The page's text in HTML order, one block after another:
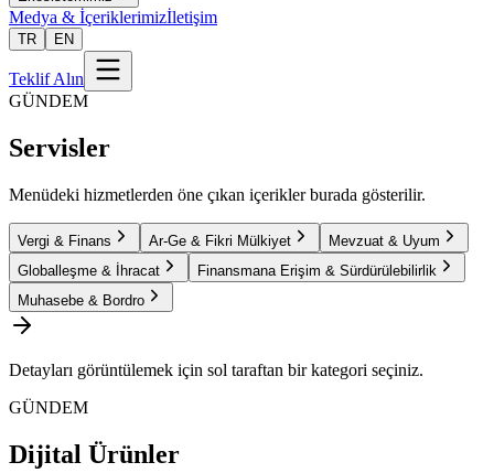
Medya & İçeriklerimizİletişim
TR EN
Teklif Alın
GÜNDEM
Servisler
Menüdeki hizmetlerden öne çıkan içerikler burada gösterilir.
Vergi & Finans Ar-Ge & Fikri Mülkiyet
Mevzuat & Uyum
Globalleşme & İhracat
Finansmana Erişim & Sürdürülebilirlik
Muhasebe & Bordro
Detayları görüntülemek için sol taraftan bir kategori seçiniz.
GÜNDEM
Dijital Ürünler